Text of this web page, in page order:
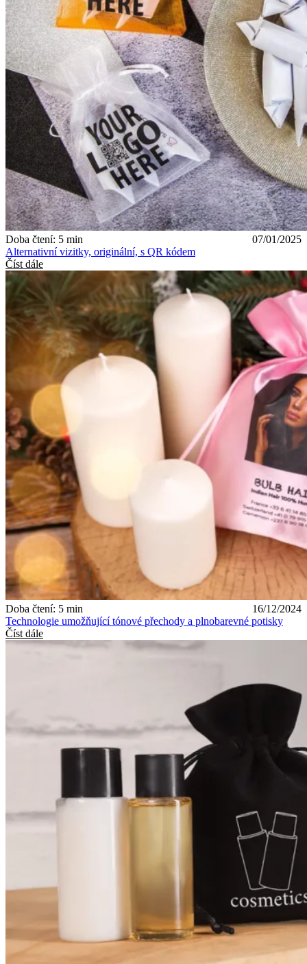
Doba čtení: 5 min
07/01/2025
Alternativní vizitky, originální, s QR kódem
Číst dále
Doba čtení: 5 min
16/12/2024
Technologie umožňující tónové přechody a plnobarevné potisky
Číst dále